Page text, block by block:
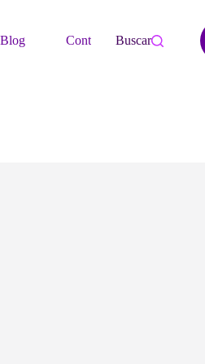
Blog Contacto Buscar